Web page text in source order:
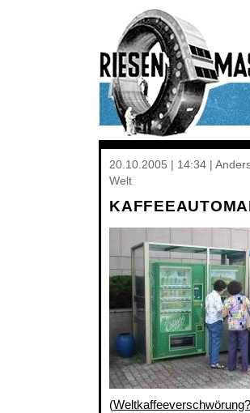
20.10.2005 | 14:34 |
Welt
(